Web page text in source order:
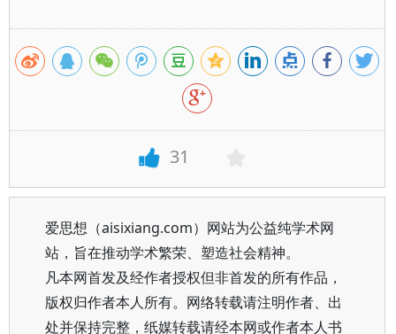
31
爱思想（aisixiang.com）网站为公益纯学术网
站，旨在推动学术繁荣、塑造社会精神。
凡本网首发及经作者授权但非首发的所有作品，
版权归作者本人所有。网络转载请注明作者、出
处并保持完整，纸媒转载请经本网或作者本人书